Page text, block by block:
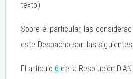
texto)
Sobre el particular, las
este Despacho son las siguientes:
El artículo6 de la Resolución